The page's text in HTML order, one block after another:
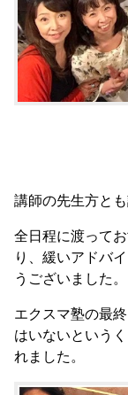
講師の先生方とも
全日程に渡って
り、緩いアドバ
うございました。
エクスマ塾の最
はいないという
れました。